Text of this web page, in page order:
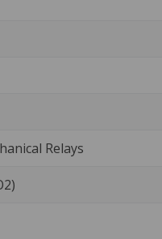
Relays